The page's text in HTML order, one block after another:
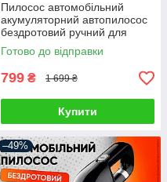
Пилосос автомобільний
акумуляторний автопилосос
бездротовий ручний для
сухого та вологого
прибирання міні
автопилососи для салону
Готово до відправки
799 ₴ 1 699 ₴
Купити
–49%